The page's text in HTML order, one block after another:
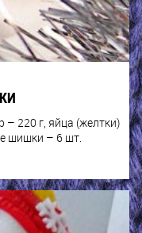
– 220 г, яйца (желтки)
шишки – 6 шт.